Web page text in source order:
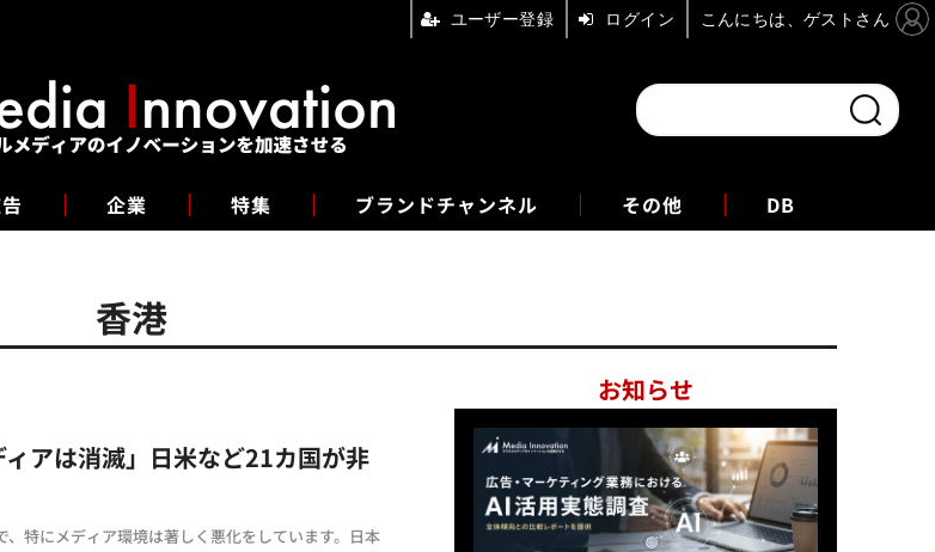
企業 特集 ブランドチャンネル
フォーエム その他 DB
香港
ィアは消滅」日米など21カ国が非
、特にメディア環境は著しく悪化をしています。日本
お知らせ
ユーザー登録 ログイン こんにちは、ゲストさん